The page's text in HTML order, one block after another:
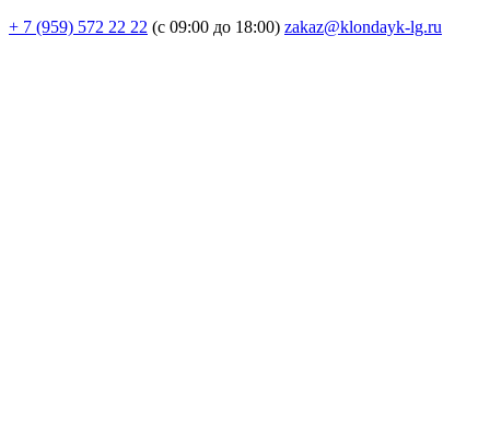
+ 7 (959) 572 22 22 (с 09:00 до 18:00) zakaz@klondayk-lg.ru